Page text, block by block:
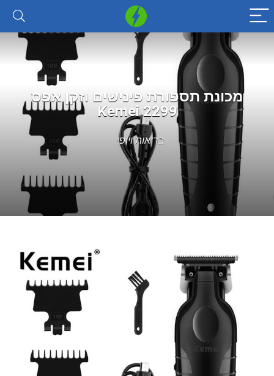
מכונת תספורת פינישים וזקן אפס
Kemei 2299
בריאות ויופי